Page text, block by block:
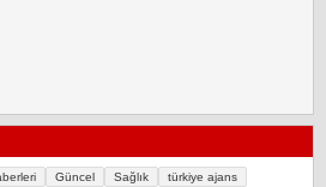
Güncel Sağlık
türkiye ajans